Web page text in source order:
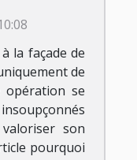
la façade de
de
opération se
son
pourquoi